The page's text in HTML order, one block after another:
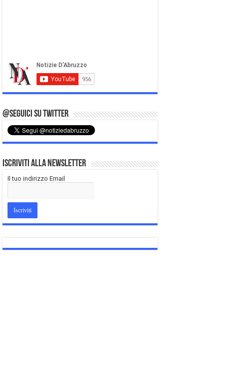
@Seguici su Twitter
Iscriviti alla Newsletter
Il tuo indirizzo Email